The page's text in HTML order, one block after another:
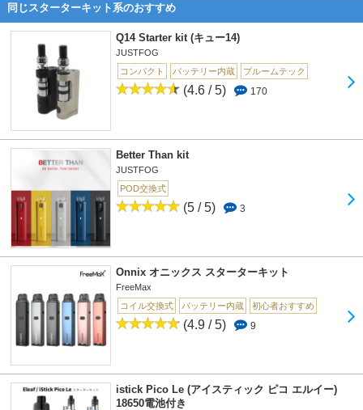
同じスターターキット系のおすすめ
Q14 Starter kit (キュー14)
JUSTFOG
コンパクト
バッテリー内蔵 プルームテック
(4.6 / 5) 170
Better Than kit
JUSTFOG
POD交換式
(5 / 5) 3
Onnix オニックス スターターキット
FreeMax
コイル交換式
バッテリー内蔵 初心者おすすめ
(4.9 / 5) 9
istick Pico Le (アイスティック ピコ エルイー)
18650電池付き